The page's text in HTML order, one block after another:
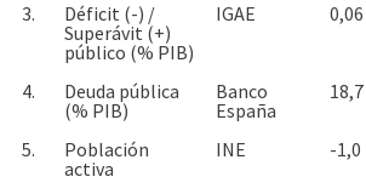
3.
Déficit (-) /
Superávit (+)
público (% PIB)
IGAE 0,06
4.
Deuda pública
(% PIB)
Banco
España
18,7
5.
Población
activa
INE -1,0